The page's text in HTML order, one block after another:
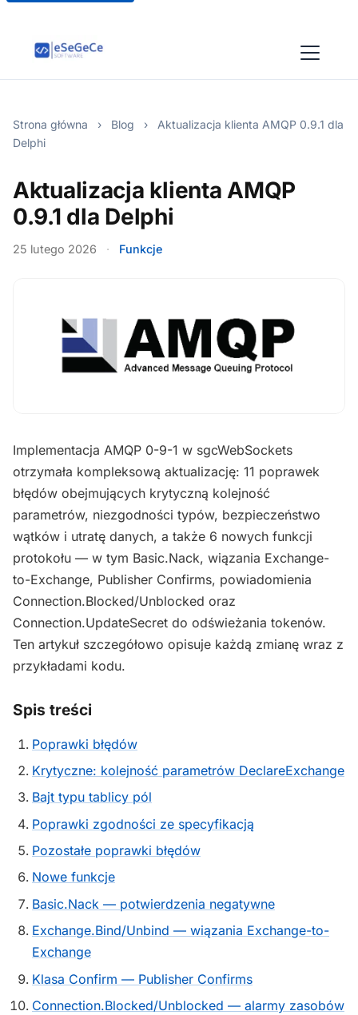
Strona główna › Blog ›
Aktualizacja klienta AMQP 0.9.1 dla
Delphi
Aktualizacja klienta AMQP
0.9.1 dla Delphi
25 lutego 2026 · Funkcje
Implementacja AMQP 0-9-1 w sgcWebSockets
otrzymała kompleksową aktualizację: 11 poprawek
błędów obejmujących krytyczną kolejność
parametrów, niezgodności typów, bezpieczeństwo
wątków i utratę danych, a także 6 nowych funkcji
protokołu — w tym Basic.Nack, wiązania Exchange-
to-Exchange, Publisher Confirms, powiadomienia
Connection.Blocked/Unblocked oraz
Connection.UpdateSecret do odświeżania tokenów.
Ten artykuł szczegółowo opisuje każdą zmianę wraz z
przykładami kodu.
Spis treści
Poprawki błędów
Krytyczne: kolejność parametrów DeclareExchange
Bajt typu tablicy pól
Poprawki zgodności ze specyfikacją
Pozostałe poprawki błędów
Nowe funkcje
Basic.Nack — potwierdzenia negatywne
Exchange.Bind/Unbind — wiązania Exchange-to-
Exchange
Klasa Confirm — Publisher Confirms
Connection.Blocked/Unblocked — alarmy zasobów